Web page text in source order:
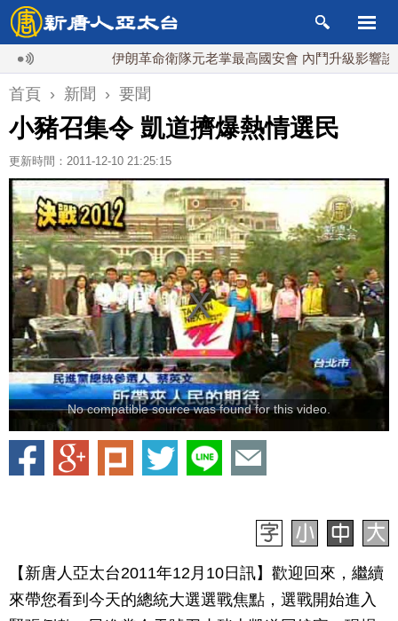
伊朗革命衛隊元老掌最高國安會 內鬥升級影響談判？
首頁 › 新聞 › 要聞
小豬召集令 凱道擠爆熱情選民
更新時間：2011-12-10 21:25:15
No compatible source was found for this video.
【新唐人亞太台2011年12月10日訊】歡迎回來，繼續
來帶您看到今天的總統大選選戰焦點，選戰開始進入